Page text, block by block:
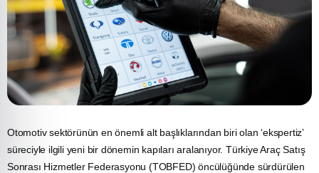
Otomotivsektörünün en önemli alt başlıklarından biri olan ‘ekspertiz’
süreciyle ilgili yeni bir dönemin kapıları aralanıyor. Türkiye Araç Satış
Sonrası Hizmetler Federasyonu (TOBFED) öncülüğünde sürdürülen